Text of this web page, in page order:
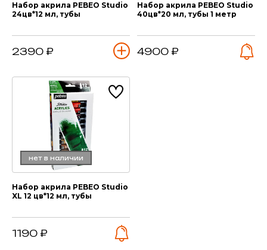
Набор акрила PEBEO Studio
24цв*12 мл, тубы
2390 ₽
Набор акрила PEBEO Studio
40цв*20 мл, тубы 1 метр
4900 ₽
нет в наличии
Набор акрила PEBEO Studio
XL 12 цв*12 мл, тубы
1190 ₽